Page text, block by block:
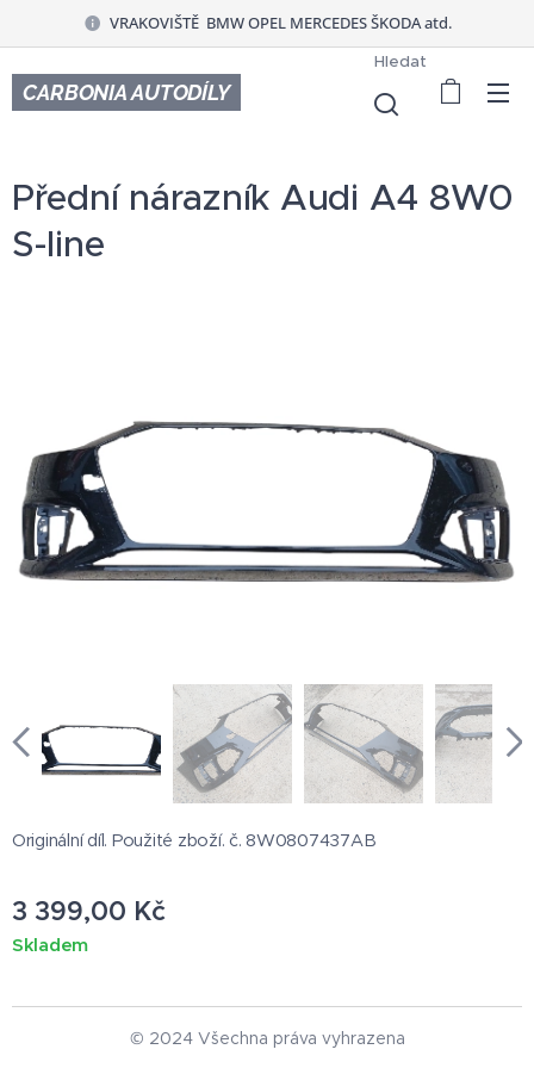
VRAKOVIŠTĚ BMW OPEL MERCEDES ŠKODA atd.
CARBONIA AUTODÍLY
Hledat
Přední nárazník Audi A4 8W0
S-line
Originální díl. Použité zboží. č. 8W0807437AB
3 399,00 Kč
Skladem
© 2024 Všechna práva vyhrazena